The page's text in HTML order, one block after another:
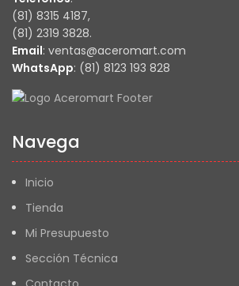
(81) 8315 4187,
(81) 2319 3828.
Email: ventas@aceromart.com
WhatsApp: (81) 8123 193 828
Navega
Inicio
Tienda
Mi Presupuesto
Sección Técnica